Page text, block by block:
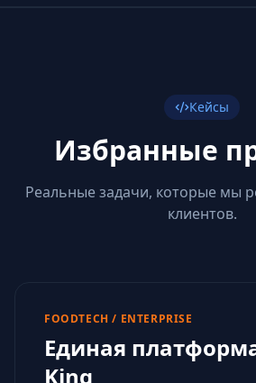
Кейсы
Избранные
Реальные задачи, которые мы
клиентов.
FOODTECH / ENTERPRISE
Единая
King